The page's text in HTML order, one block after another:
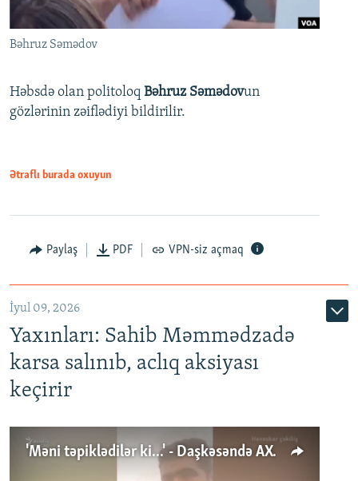
Bəhruz Səmədov
Həbsdə olan politoloq Bəhruz Səmədovun
gözlərinin zəiflədiyi bildirilir.
Ətraflı burada oxuyun
Paylaş PDF VPN-siz açmaq
İyul 09, 2026
Yaxınları: Sahib Məmmədzadə
karsa salınıb, aclıq aksiyası
keçirir
'Məni təpiklədilər ki...' - Daşkəsəndə AXCP fəalının yaxınları onun həbsinə etiraz edirlər